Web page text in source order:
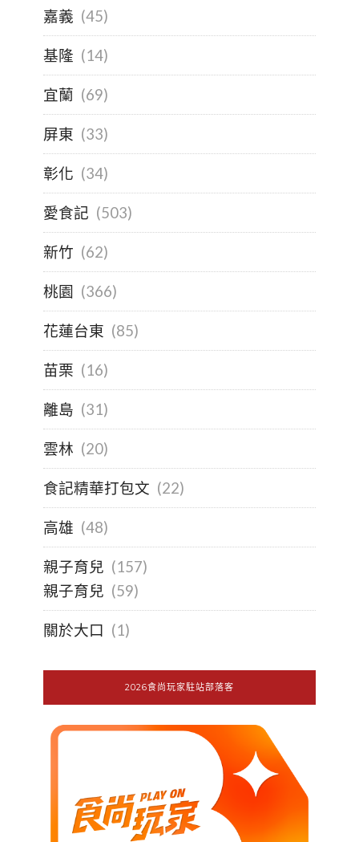
嘉義 (45)
基隆 (14)
宜蘭 (69)
屏東 (33)
彰化 (34)
愛食記 (503)
新竹 (62)
桃園 (366)
花蓮台東 (85)
苗栗 (16)
離島 (31)
雲林 (20)
食記精華打包文 (22)
高雄 (48)
親子育兒 (157)
親子育兒 (59)
關於大口 (1)
2026食尚玩家駐站部落客